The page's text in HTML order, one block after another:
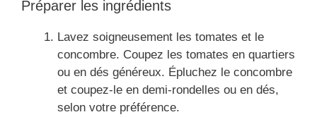
Préparer les ingrédients
Lavez soigneusement les tomates et le
concombre. Coupez les tomates en quartiers
ou en dés généreux. Épluchez le concombre
et coupez-le en demi-rondelles ou en dés,
selon votre préférence.